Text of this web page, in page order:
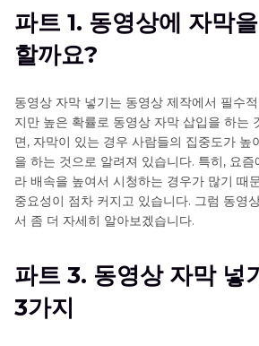
파트 3. 동영상 자막 넣기 프로그램
파트 3. 동영상 자막 넣기 사이트 2가
파트 4. 동영상 자막 넣기에 대한
추가 팁: AI로 동영상에 자막에 추가
결론
파트 1. 동영상에 자막
할까요?
동영상 자막 넣기는 동영상 제작에서 필수
지만 높은 확률로 동영상 자막 삽입을 하는
면, 자막이 있는 경우 사람들의 집중도가 높
을 하는 것으로 알려져 있습니다. 특히, 요
라 배속을 높여서 시청하는 경우가 많기 때
중요성이 점차 커지고 있습니다. 그럼 동영
서 좀 더 자세히 알아보겠습니다.
파트 3. 동영상 자막 넣
3가지